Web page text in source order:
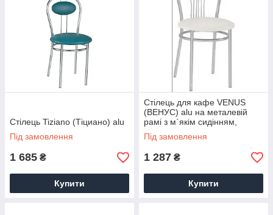
Стілець Tiziano (Тіциано) alu
Під замовлення
1 685 ₴
Купити
Стілець для кафе VENUS
(ВЕНУС) alu на металевій
рамі з м`якім сидінням,
оббивка кожзам, порошкове
фарбування
Під замовлення
1 287 ₴
Купити